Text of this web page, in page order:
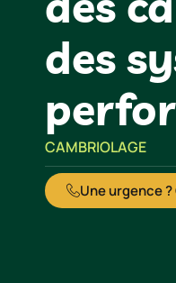
des
CAMBRIOLAGE
Une urgence